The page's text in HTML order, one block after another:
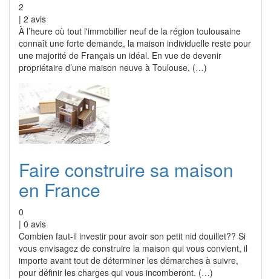
2
| 2 avis
À l’heure où tout l'immobilier neuf de la région toulousaine
connaît une forte demande, la maison individuelle reste pour
une majorité de Français un idéal. En vue de devenir
propriétaire d’une maison neuve à Toulouse, (…)
Faire construire sa maison
en France
0
| 0 avis
Combien faut-il investir pour avoir son petit nid douillet?? Si
vous envisagez de construire la maison qui vous convient, il
importe avant tout de déterminer les démarches à suivre,
pour définir les charges qui vous incomberont. (…)